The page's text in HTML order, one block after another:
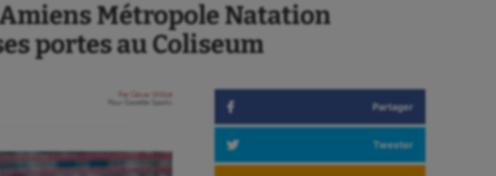
Amiens Métropole Natation
portes au Coliseum
Par
César Willot
Gazette Sports Partager
Tweeter